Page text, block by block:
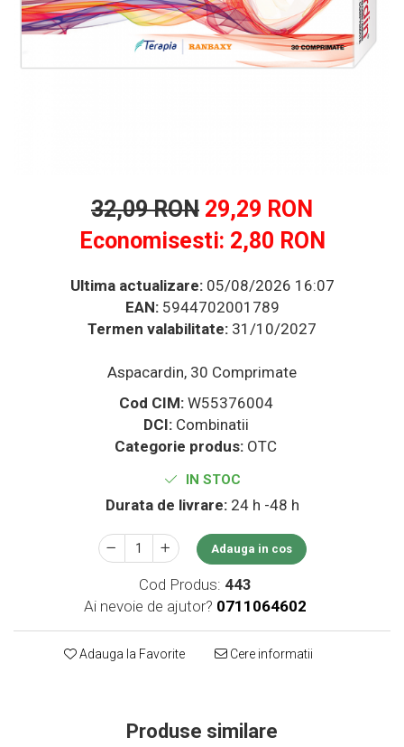
Omega 3
Slabire si control greutate
Somn stres si anxietate
Supliment Calciu
Supliment Complexe
Supliment Magneziu
Supliment Vitamina B
Supliment Vitamina D3
Supliment Vitamina E
Tincturi si Gemoderivate
Tuse gat si respiratie
Vitamine si minerale
Ingrijire par
Balsam masca si tratament
Produse cu SPF Pentru Fata
32,09 RON 29,29 RON
Economisesti: 2,80 RON
Ultima actualizare:05/08/2026 16:07
EAN:5944702001789
Termen valabilitate: 31/10/2027
Aspacardin, 30 Comprimate
Cod CIM: W55376004
DCI: Combinatii
Categorie produs: OTC
IN STOC
Durata de livrare:24 h -48 h
Adauga in cos
Cod Produs: 443
Ai nevoie de ajutor? 0711064602
Adauga la Favorite Cere informatii
Produse similare